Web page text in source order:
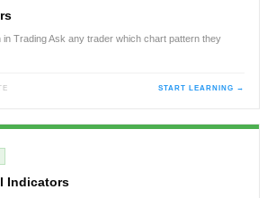
Trading Ask any trader which chart pattern they
START LEARNING →
Indicators